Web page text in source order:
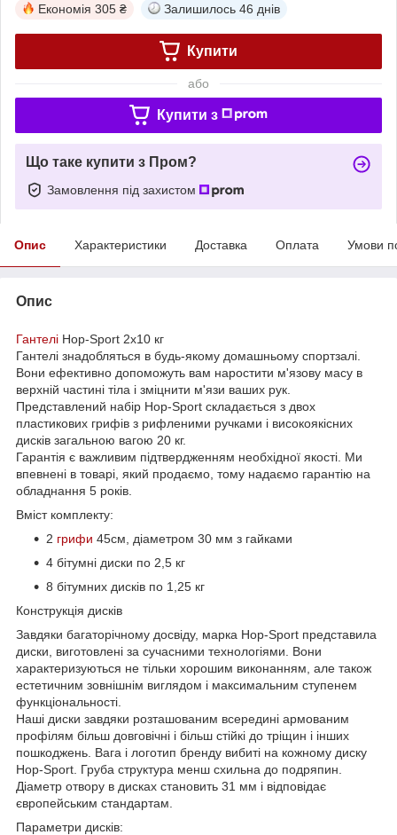
Економія 305 ₴ Залишилось 46 днів
Купити
або
Купити з
Що таке купити з Пром?
Замовлення під захистом
Опис Характеристики Доставка Оплата Умови
Опис
Гантелі Hop-Sport 2х10 кг
Гантелі знадобляться в будь-якому домашньому спортзалі.
Вони ефективно допоможуть вам наростити м'язову масу в
верхній частині тіла і зміцнити м'язи ваших рук.
Представлений набір Hop-Sport складається з двох
пластикових грифів з рифленими ручками і високоякісних
дисків загальною вагою 20 кг.
Гарантія є важливим підтвердженням необхідної якості. Ми
впевнені в товарі, який продаємо, тому надаємо гарантію на
обладнання 5 років.
Вміст комплекту:
2 грифи 45см, діаметром 30 мм з гайками
4 бітумні диски по 2,5 кг
8 бітумних дисків по 1,25 кг
Конструкція дисків
Завдяки багаторічному досвіду, марка Hop-Sport представила
диски, виготовлені за сучасними технологіями. Вони
характеризуються не тільки хорошим виконанням, але також
естетичним зовнішнім виглядом і максимальним ступенем
функціональності.
Наші диски завдяки розташованим всередині армованим
профілям більш довговічні і більш стійкі до тріщин і інших
пошкоджень. Вага і логотип бренду вибиті на кожному диску
Hop-Sport. Груба структура менш схильна до подряпин.
Діаметр отвору в дисках становить 31 мм і відповідає
європейським стандартам.
Параметри дисків: